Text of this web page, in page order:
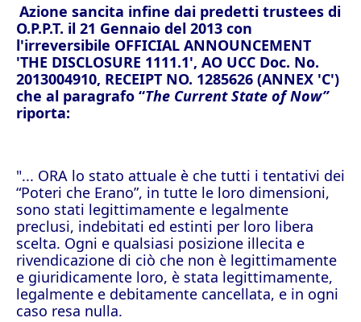
Azione sancita infine dai predetti trustees di
O.P.P.T. il 21 Gennaio del 2013 con
l'irreversibile OFFICIAL ANNOUNCEMENT
'THE DISCLOSURE 1111.1', AO UCC Doc. No.
2013004910, RECEIPT NO. 1285626 (ANNEX 'C')
che al paragrafo “The Current State of Now”
riporta:
"... ORA lo stato attuale è che tutti i tentativi dei
“Poteri che Erano”, in tutte le loro dimensioni,
sono stati legittimamente e legalmente
preclusi, indebitati ed estinti per loro libera
scelta. Ogni e qualsiasi posizione illecita e
rivendicazione di ciò che non è legittimamente
e giuridicamente loro, è stata legittimamente,
legalmente e debitamente cancellata, e in ogni
caso resa nulla.